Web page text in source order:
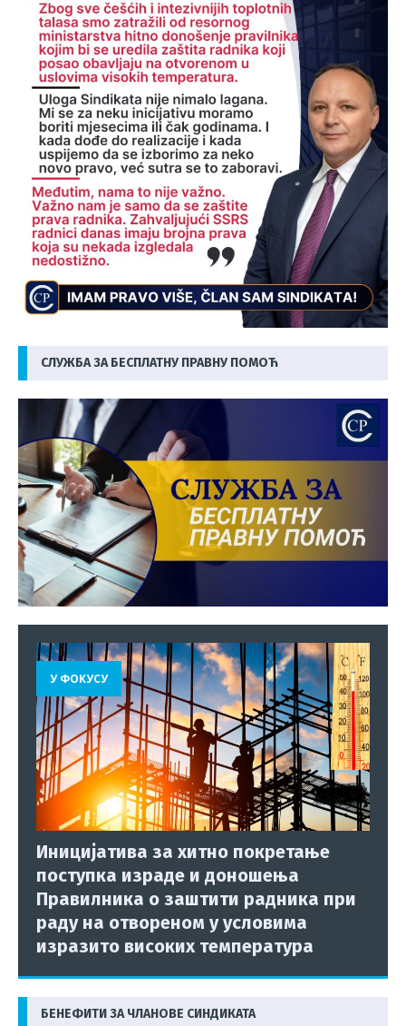
СЛУЖБА ЗА БЕСПЛАТНУ ПРАВНУ ПОМОЋ
У ФОКУСУ
Иницијатива за хитно покретање
поступка израде и доношења
Правилника о заштити радника при
раду на отвореном у условима
изразито високих температура
БЕНЕФИТИ ЗА ЧЛАНОВЕ СИНДИКАТА